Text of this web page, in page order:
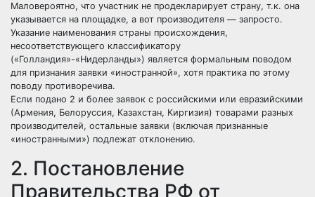
Маловероятно, что участник не продекларирует страну, т.к. она
указывается на площадке, а вот производителя — запросто.
Указание наименования страны происхождения,
несоответствующего классификатору
(«Голландия»-«Нидерланды») является формальным поводом
для признания заявки «иностранной», хотя практика по этому
поводу противоречива.
Если подано 2 и более заявок с российскими или евразийскими
(Армения, Белоруссия, Казахстан, Киргизия) товарами разных
производителей, остальные заявки (включая признанные
«иностранными») подлежат отклонению.
2. Постановление
Правительства РФ от